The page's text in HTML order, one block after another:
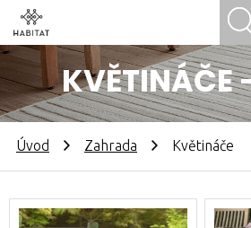
KVĚTINÁČE
Úvod Zahrada Květináče